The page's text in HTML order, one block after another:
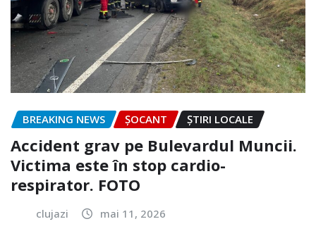
BREAKING NEWS ȘOCANT ȘTIRI LOCALE
Accident grav pe Bulevardul Muncii.
Victima este în stop cardio-
respirator. FOTO
clujazi mai 11, 2026